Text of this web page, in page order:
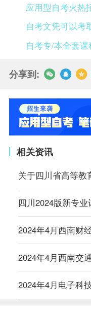
应用型自考火热
自考文凭可以考
自考专/本全套
分享到:
相关资讯
四川2024版新专
2024年4月西南财
2024年4月西南交
2024年4月电子科